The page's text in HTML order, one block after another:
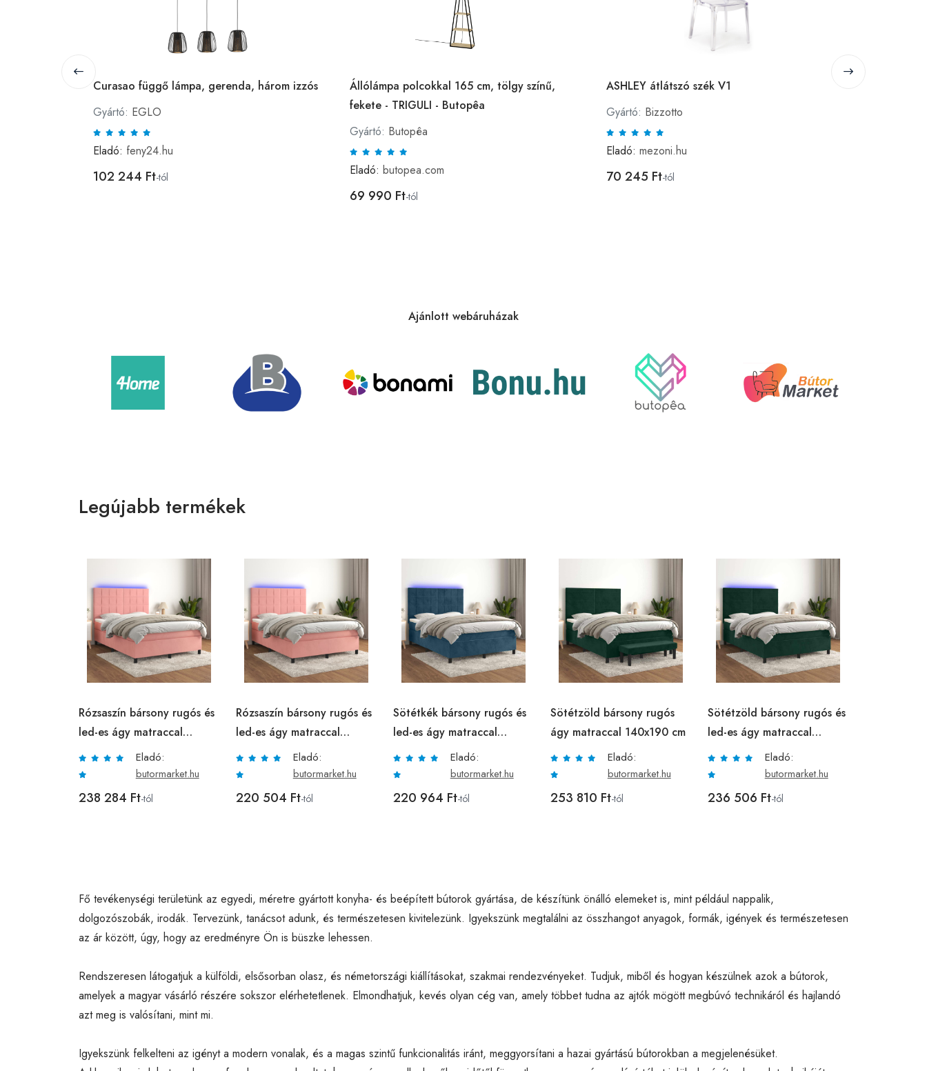
Curasao függő lámpa, gerenda, három izzós
Gyártó: EGLO
Eladó: feny24.hu
102 244 Ft-tól
Állólámpa polcokkal 165 cm, tölgy színű,
fekete - TRIGULI - Butopêa
Gyártó: Butopêa
Eladó: butopea.com
69 990 Ft-tól
ASHLEY átlátszó szék V1
Gyártó: Bizzotto
Eladó: mezoni.hu
70 245 Ft-tól
Ajánlott webáruházak
Legújabb termékek
Rózsaszín bársony rugós és
led-es ágy matraccal
140x190 cmEladó:
butormarket.hu
238 284 Ft-tól
Rózsaszín bársony rugós és
led-es ágy matraccal
140x200 cmEladó:
butormarket.hu
220 504 Ft-tól
Sötétkék bársony rugós és
led-es ágy matraccal
140x190 cmEladó:
butormarket.hu
220 964 Ft-tól
Sötétzöld bársony rugós
ágy matraccal 140x190 cm
Eladó:
butormarket.hu
253 810 Ft-tól
Sötétzöld bársony rugós és
led-es ágy matraccal
140x190 cmEladó:
butormarket.hu
236 506 Ft-tól
Fő tevékenységi területünk az egyedi, méretre gyártott konyha- és beépített bútorok gyártása, de készítünk önálló elemeket is, mint például nappalik,
dolgozószobák, irodák. Tervezünk, tanácsot adunk, és természetesen kivitelezünk. Igyekszünk megtalálni az összhangot anyagok, formák, igények és természetesen
az ár között, úgy, hogy az eredményre Ön is büszke lehessen.
Rendszeresen látogatjuk a külföldi, elsősorban olasz, és németországi kiállításokat, szakmai rendezvényeket. Tudjuk, miből és hogyan készülnek azok a bútorok,
amelyek a magyar vásárló részére sokszor elérhetetlenek. Elmondhatjuk, kevés olyan cég van, amely többet tudna az ajtók mögött megbúvó technikáról és hajlandó
azt meg is valósítani, mint mi.
Igyekszünk felkelteni az igényt a modern vonalak, és a magas szintű funkcionalitás iránt, meggyorsítani a hazai gyártású bútorokban a megjelenésüket.